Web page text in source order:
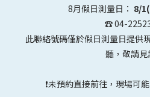
8月假日測量日： 8/
☎️ 04-
此聯絡號碼僅於假日測量日提供
聽，敬請見
❗未預約直接前往，現場可